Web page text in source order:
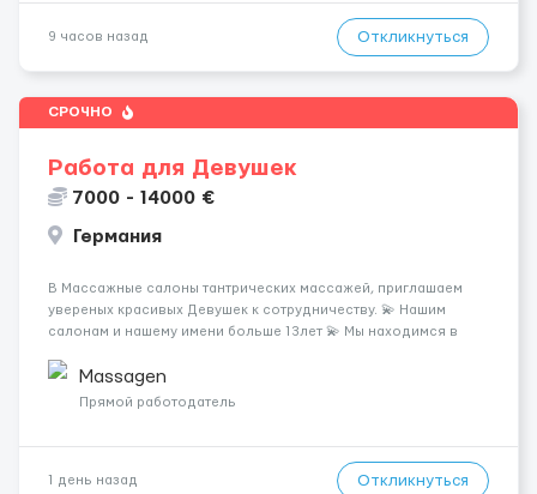
9 часов назад Откликнуться
СРОЧНО
Работа для Девушек
7000 - 14000 €
Германия
В Массажные салоны тантрических массажей, приглашаем
увереных красивых Девушек к сотрудничеству. 💫 Нашим
салонам и нашему имени больше 13лет 💫 Мы находимся в
заработная плата 💚Мы гарантируем Наличие работы. Поток 💝
incall / Out...
Massagen
Прямой работодатель
1 день назад Откликнуться